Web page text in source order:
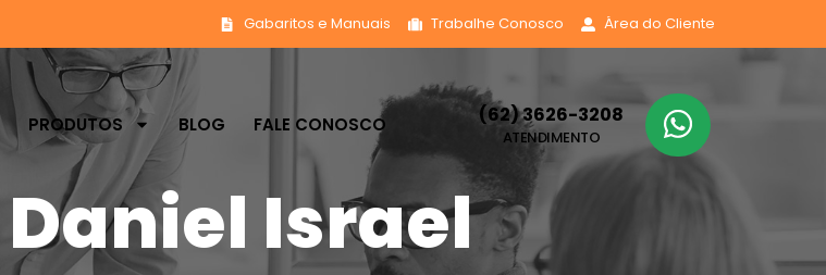
Gabaritos e Manuais Trabalhe Conosco Área do Cliente
PRODUTOS BLOG FALE CONOSCO (62) 3626-3208
ATENDIMENTO
Daniel Israel